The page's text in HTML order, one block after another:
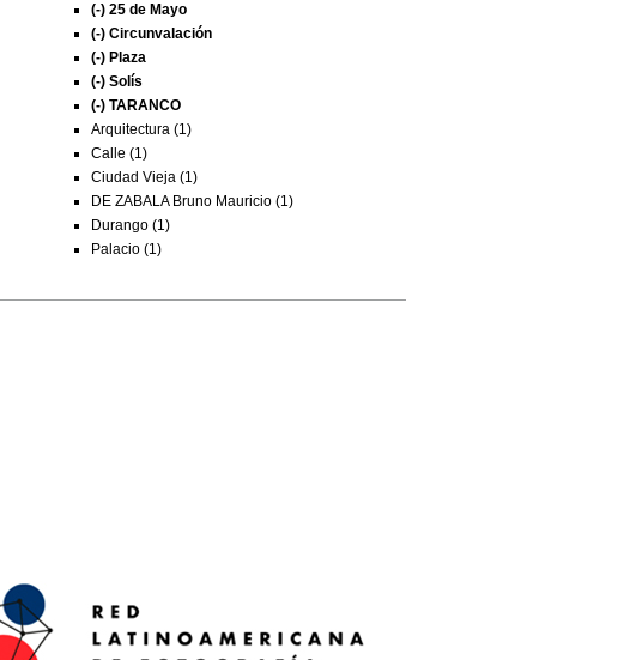
(-) 25 de Mayo
(-) Circunvalación
(-) Plaza
(-) Solís
(-) TARANCO
Arquitectura (1)
Calle (1)
Ciudad Vieja (1)
DE ZABALA Bruno Mauricio (1)
Durango (1)
Palacio (1)